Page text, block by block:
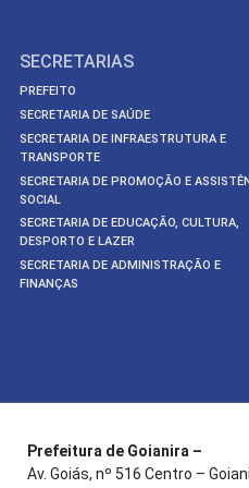
SECRETARIAS
PREFEITO
SECRETARIA DE SAÚDE
SECRETARIA DE INFRAESTRUTURA E
TRANSPORTE
SECRETARIA DE PROMOÇÃO E
SOCIAL
SECRETARIA DE EDUCAÇÃO, CULTURA,
DESPORTO E LAZER
SECRETARIA DE ADMINISTRAÇÃO E
FINANÇAS
Prefeitura de Goianira –
Av. Goiás, nº 516 Centro –